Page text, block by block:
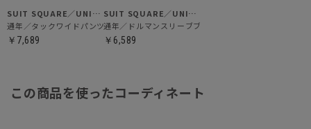
SUIT SQUARE／UNIVERSAL LANGUAGE／WHITE
通年／タックワイドパンツ
￥7,689
SUIT SQUARE／UNIVERSAL LANGUAGE／WHITE
通年／ドルマンスリーブブラウス
￥6,589
この商品を使ったコーディネート